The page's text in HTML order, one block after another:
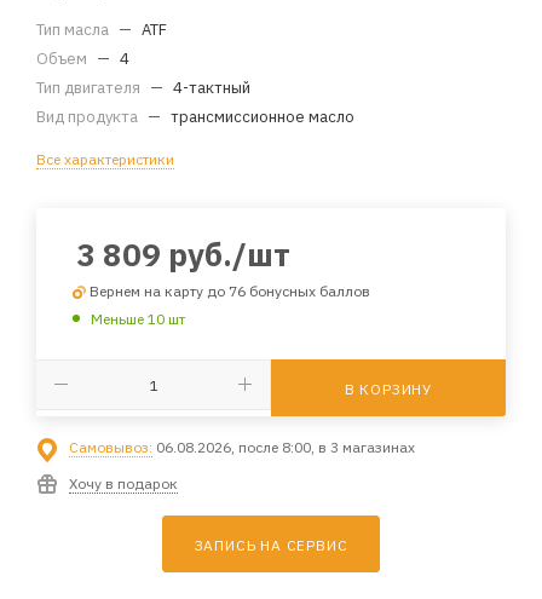
Тип масла — ATF
Объем — 4
Тип двигателя — 4-тактный
Вид продукта — трансмиссионное масло
Все характеристики
3 809 руб./шт
Вернем на карту до 76 бонусных баллов
Меньше 10 шт
В КОРЗИНУ
Самовывоз: 06.08.2026, после 8:00, в 3 магазинах
Хочу в подарок
ЗАПИСЬ НА СЕРВИС